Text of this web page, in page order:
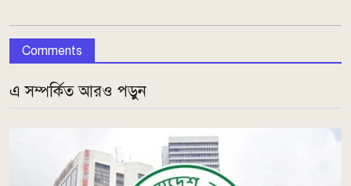
Comments
এ সম্পর্কিত আরও পড়ুন